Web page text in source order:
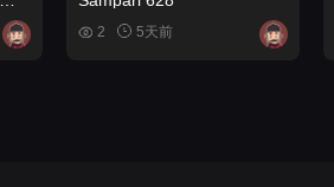
2 5天前